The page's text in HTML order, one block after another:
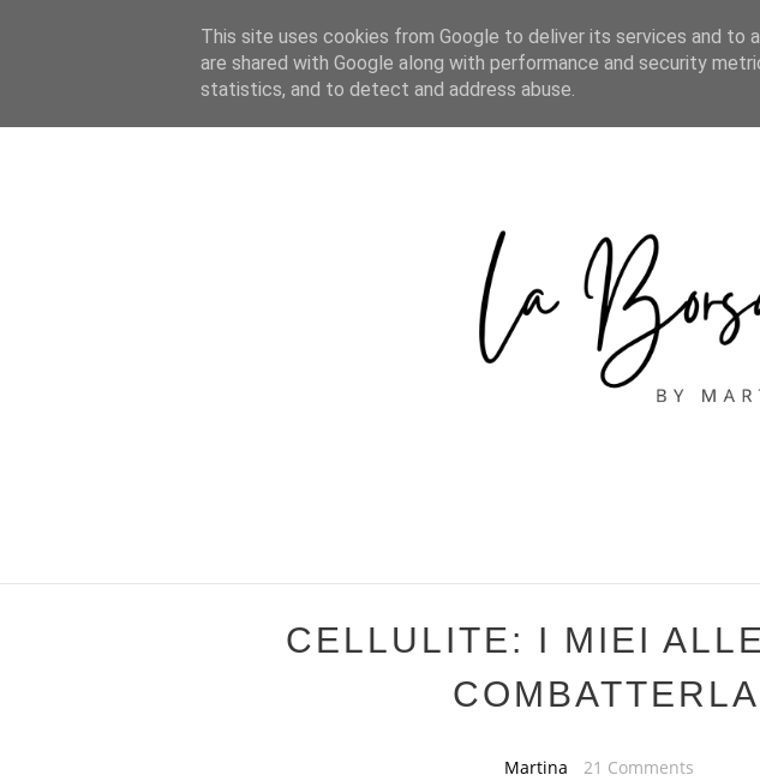
HOME CATEGORIES CONTACT
CELLULITE: I MIEI
COMBATTERLA
Martina 21 Comments
This site uses cookies from Google to deliver its services and to
are shared with Google along with performance and security
statistics, and to detect and address abuse.